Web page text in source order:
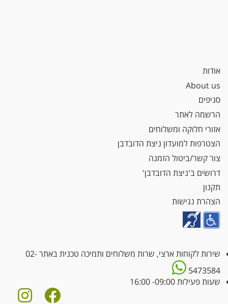
אודות
About us
סניפים
הרשמה לאתר
אזורי חלוקה ומשלוחים
הצטרפות למועדון ניצת הדובדבן
צור קשר/ביטול הזמנה
דרושים ב'ניצת הדובדבן'
תקנון
הצהרת נגישות
שירות לקוחות ארצי, שרות משלוחים ותמיכה טכנית באתר02-
5473584
שעות פעילות 09:00- 16:00